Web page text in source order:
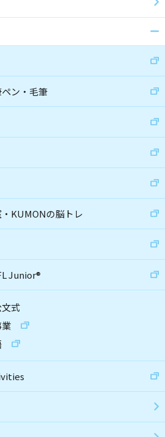
ン・毛筆
KUMONの脳トレ
Junior®
式